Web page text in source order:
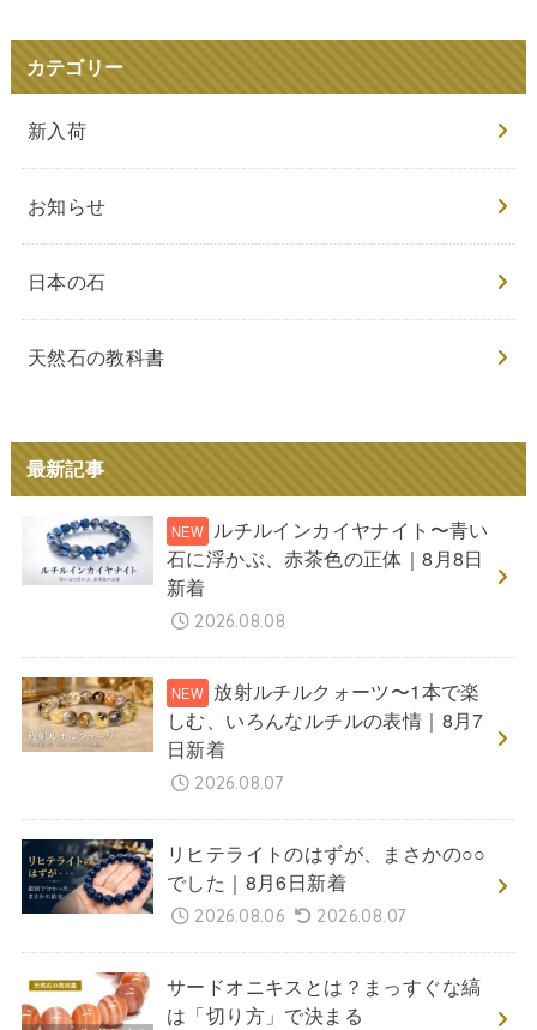
カテゴリー
新入荷
お知らせ
日本の石
天然石の教科書
最新記事
ルチルインカイヤナイト〜青い
石に浮かぶ、赤茶色の正体｜8月8日
新着
2026.08.08
放射ルチルクォーツ〜1本で楽
しむ、いろんなルチルの表情｜8月7
日新着
2026.08.07
リヒテライトのはずが、まさかの○○
でした｜8月6日新着
2026.08.06 2026.08.07
サードオニキスとは？まっすぐな縞
は「切り方」で決まる